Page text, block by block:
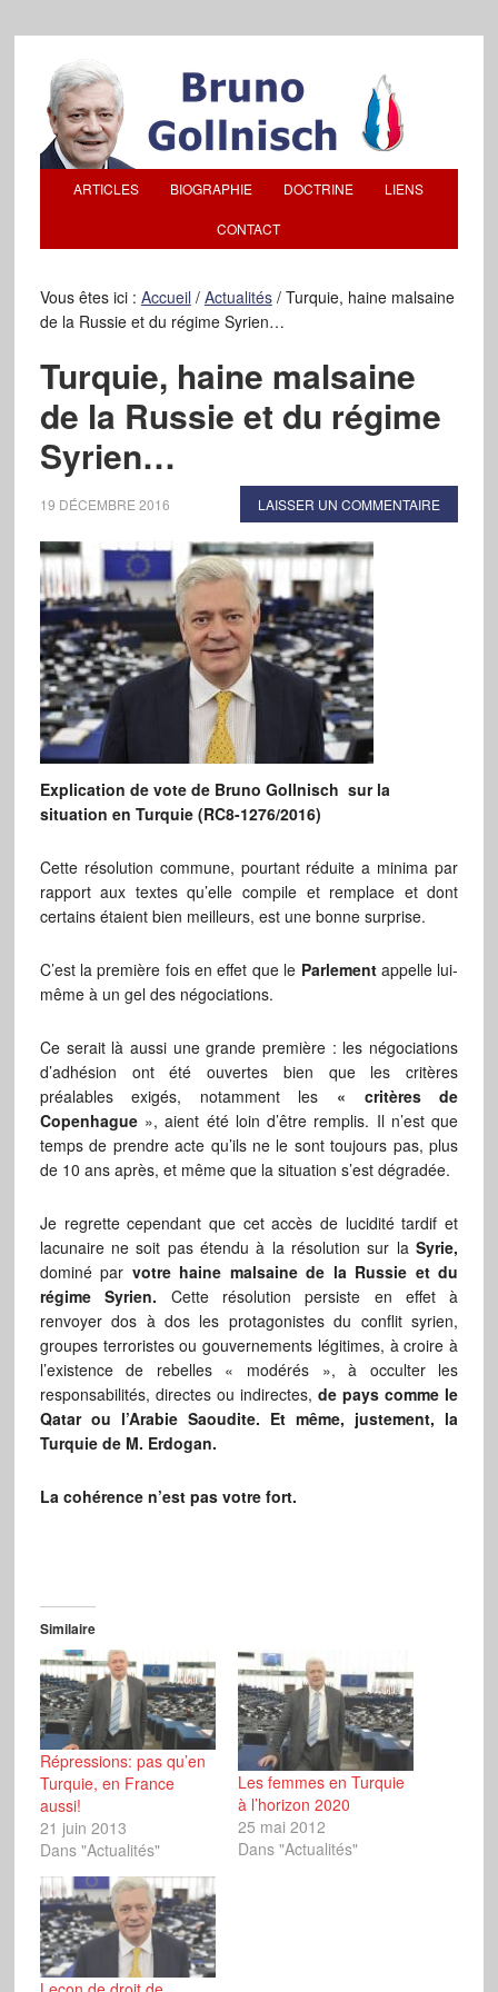
ARTICLES BIOGRAPHIE DOCTRINE LIENS
CONTACT
Vous êtes ici : Accueil / Actualités /Turquie, haine malsaine
de la Russie et du régime Syrien…
Turquie, haine malsaine
de la Russie et du régime
Syrien…
19 DÉCEMBRE 2016 LAISSER UN COMMENTAIRE
Explication de vote de Bruno Gollnisch sur la
situation en Turquie (RC8-1276/2016)
Cette résolution commune, pourtant réduite a minima par
rapport aux textes qu’elle compile et remplace et dont
certains étaient bien meilleurs, est une bonne surprise.
C’est la première fois en effet que le Parlementappelle lui-
même à un gel des négociations.
Ce serait là aussi une grande première : les négociations
d’adhésion ont été ouvertes bien que les critères
préalables exigés, notamment les « critères de
Copenhague», aient été loin d’être remplis. Il n’est que
temps de prendre acte qu’ils ne le sont toujours pas, plus
de 10 ans après, et même que la situation s’est dégradée.
Je regrette cependant que cet accès de lucidité tardif et
lacunaire ne soit pas étendu à la résolution sur laSyrie,
dominé par votre haine malsaine de la Russie et du
régime Syrien. Cette résolution persiste en effet à
renvoyer dos à dos les protagonistes du conflit syrien,
groupes terroristes ou gouvernements légitimes, à croire à
l’existence de rebelles « modérés », à occulter les
responsabilités, directes ou indirectes,de pays comme le
Qatar ou l’Arabie Saoudite. Et même, justement, la
Turquie de M. Erdogan.
La cohérence n’est pas votre fort.
Similaire
Répressions: pas qu’en
Turquie, en France
aussi!
21 juin 2013
Dans "Actualités"
Les femmes en Turquie
à l’horizon 2020
25 mai 2012
Dans "Actualités"